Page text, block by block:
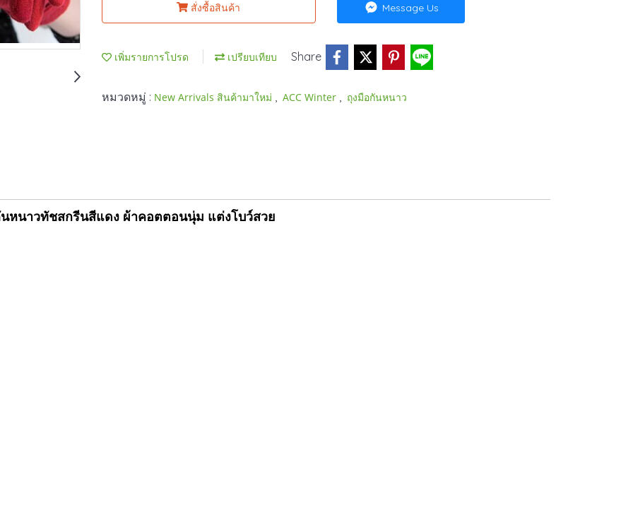
สั่งซื้อสินค้า Message Us
เพิ่มรายการโปรด เปรียบเทียบ Share
หมวดหมู่ : New Arrivals สินค้ามาใหม่ ACC Winter ถุงมือกันหนาว
นหนาวทัชสกรีนสีแดง ผ้าคอตตอนนุ่ม แต่งโบว์สวย